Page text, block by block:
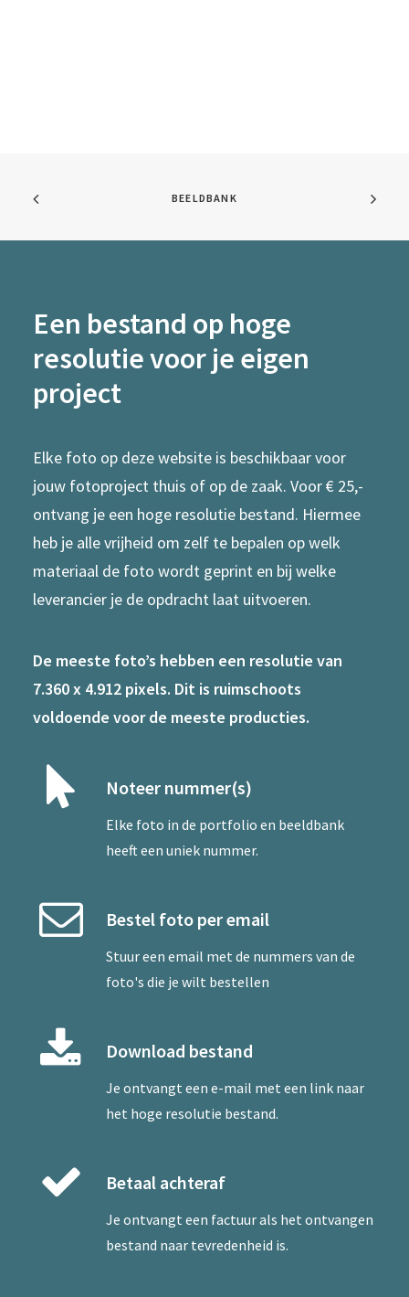
BEELDBANK
Een bestand op hoge
resolutie voor je eigen
project
Elke foto op deze website is beschikbaar voor
jouw fotoproject thuis of op de zaak. Voor € 25,-
ontvang je een hoge resolutie bestand. Hiermee
heb je alle vrijheid om zelf te bepalen op welk
materiaal de foto wordt geprint en bij welke
leverancier je de opdracht laat uitvoeren.
De meeste foto’s hebben een resolutie van
7.360 x 4.912 pixels. Dit is ruimschoots
voldoende voor de meeste producties.
Noteer nummer(s)
Elke foto in de portfolio en beeldbank
heeft een uniek nummer.
Bestel foto per email
Stuur een email met de nummers van de
foto's die je wilt bestellen
Download bestand
Je ontvangt een e-mail met een link naar
het hoge resolutie bestand.
Betaal achteraf
Je ontvangt een factuur als het ontvangen
bestand naar tevredenheid is.